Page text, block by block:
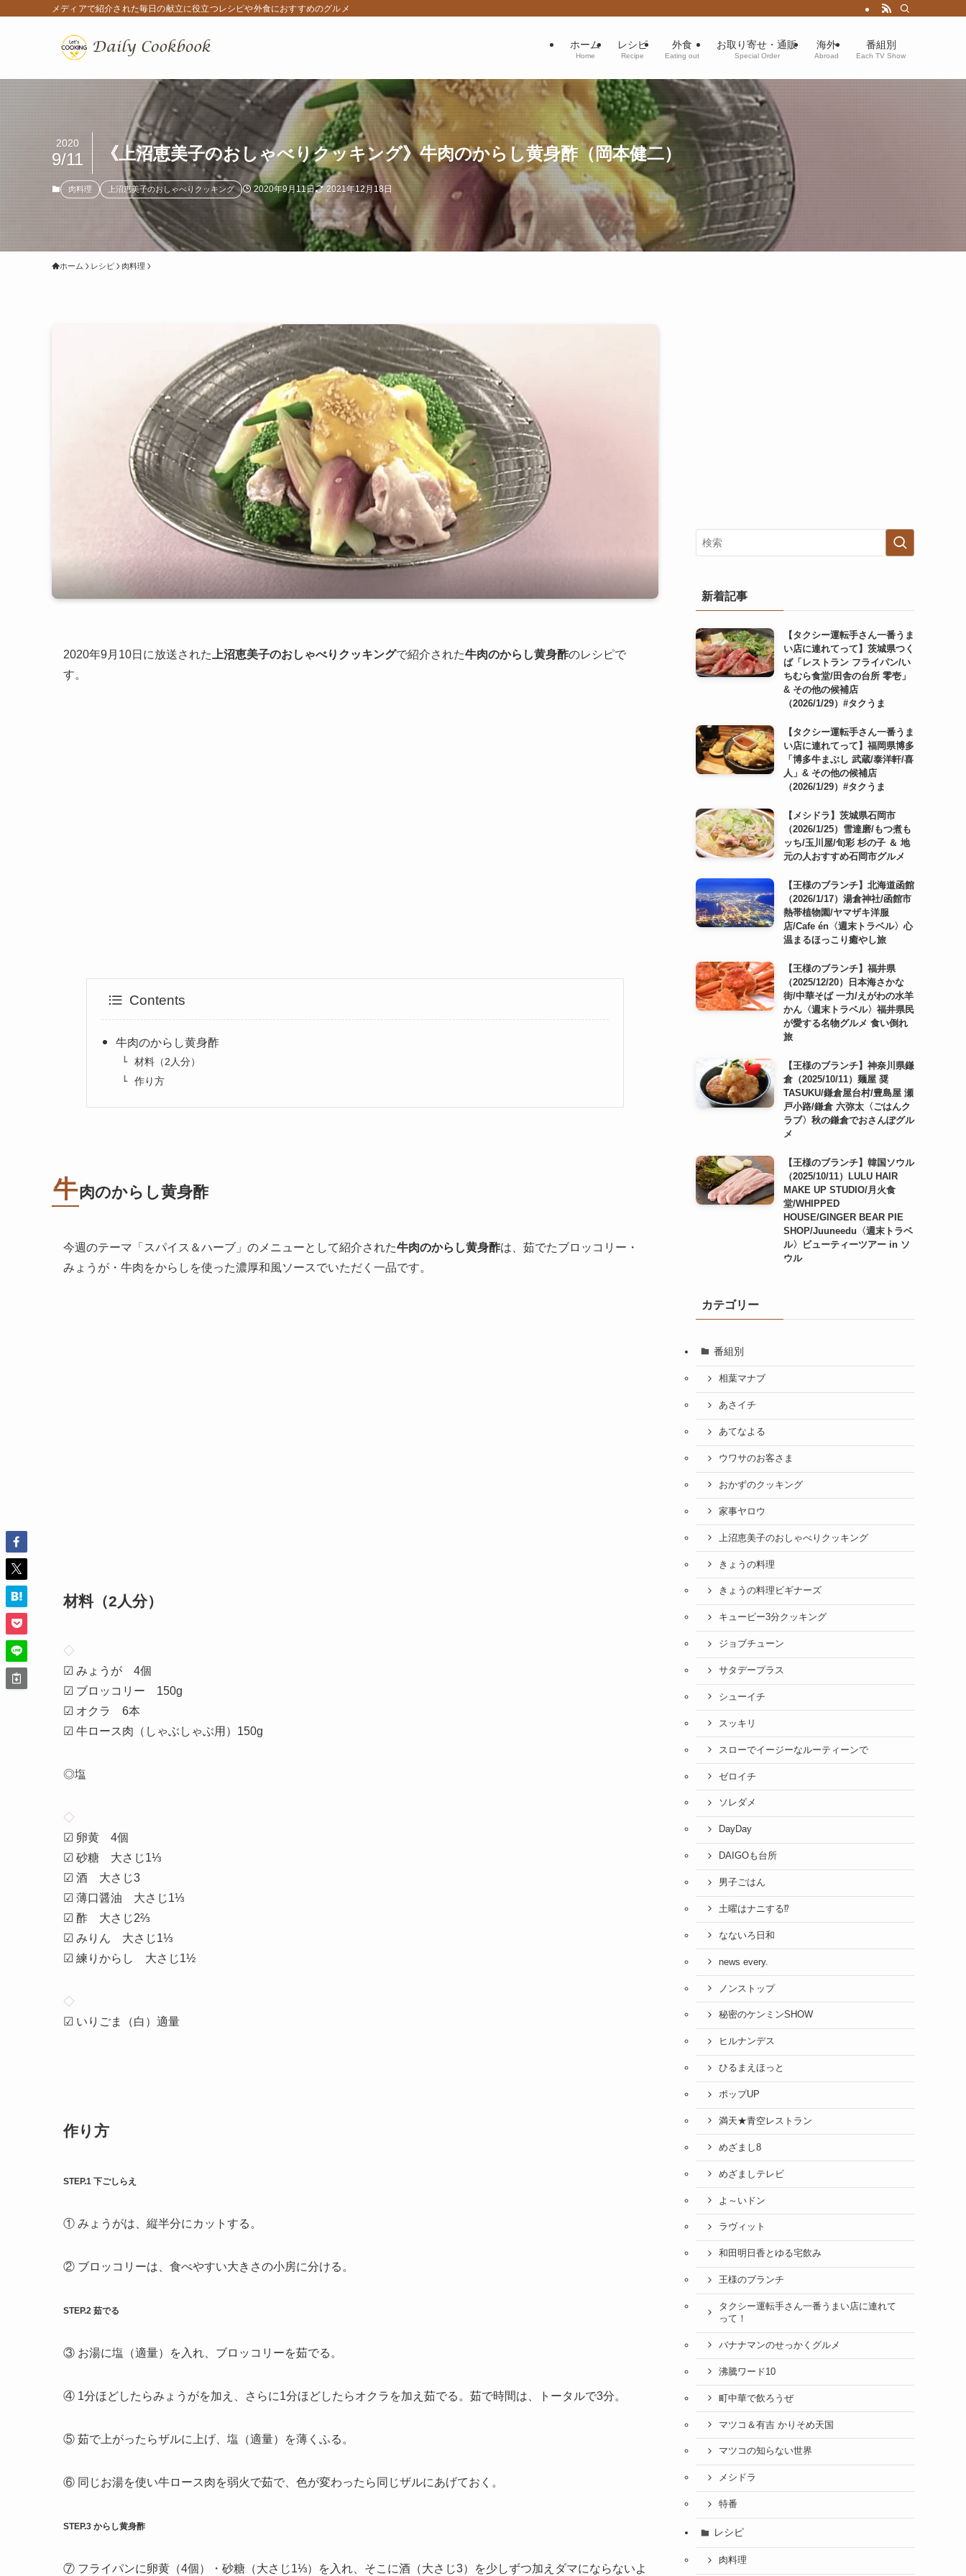
メディアで紹介された毎日の献立に役立つレシピや外食におすすめのグルメ
ホーム
Home
レシピ
Recipe
外食
Eating out
お取り寄せ・通販
Special Order
海外
Abroad
番組別
Each TV Show
《上沼恵美子のおしゃべりクッキング》牛肉のからし黄身酢（岡本健二）
2020
9/11
肉料理 上沼恵美子のおしゃべりクッキング 2020年9月11日 2021年12月18日
ホーム レシピ 肉料理
2020年9月10日に放送された 上沼恵美子のおしゃべりクッキングで紹介された牛肉のからし黄身酢のレシピで
す。
Contents
牛肉のからし黄身酢
材料（2人分）
作り方
牛肉のからし黄身酢
今週のテーマ「スパイス＆ハーブ」のメニューとして紹介された牛肉のからし黄身酢は、茹でたブロッコリー・
みょうが・牛肉をからしを使った濃厚和風ソースでいただく一品です。
材料（2 人分）
◇
☑ みょうが 4個
☑ ブロッコリー 150g
☑ オクラ 6本
☑ 牛ロース肉（しゃぶしゃぶ用）150g
◎塩
◇
☑ 卵黄 4個
☑ 砂糖 大さじ1⅓
☑ 酒 大さじ3
☑ 薄口醤油 大さじ1⅓
☑ 酢 大さじ2⅔
☑ みりん 大さじ1⅓
☑ 練りからし 大さじ1½
◇
☑ いりごま（白）適量
作り方
STEP.1 下ごしらえ
① みょうがは、縦半分にカットする。
② ブロッコリーは、食べやすい大きさの小房に分ける。
STEP.2 茹でる
③ お湯に塩（適量）を入れ、ブロッコリーを茹でる。
④ 1分ほどしたらみょうがを加え、さらに1分ほどしたらオクラを加え茹でる。茹で時間は、トータルで3分。
⑤ 茹で上がったらザルに上げ、塩（適量）を薄くふる。
⑥ 同じお湯を使い牛ロース肉を弱火で茹で、色が変わったら同じザルにあげておく。
STEP.3 からし黄身酢
⑦ フライパンに卵黄（4個）・砂糖（大さじ1⅓）を入れ、そこに酒（大さじ3）を少しずつ加えダマにならないよ
新着記事
【タクシー運転手さん一番うま
い店に連れてって】茨城県つく
ば「レストラン フライパン/い
ちむら食堂/田舎の台所 零壱」
& その他の候補店
（2026/1/29）#タクうま
【タクシー運転手さん一番うま
い店に連れてって】福岡県博多
「博多牛まぶし 武蔵/泰洋軒/喜
人」& その他の候補店
（2026/1/29）#タクうま
【メシドラ】茨城県石岡市
（2026/1/25）雪達磨/もつ煮も
ッち/玉川屋/旬彩 杉の子 ＆ 地
元の人おすすめ石岡市グルメ
【王様のブランチ】北海道函館
（2026/1/17）湯倉神社/函館市
熱帯植物園/ヤマザキ洋服
店/Cafe én〈週末トラベル〉心
温まるほっこり癒やし旅
【王様のブランチ】福井県
（2025/12/20）日本海さかな
街/中華そば 一力/えがわの水羊
かん〈週末トラベル〉福井県民
が愛する名物グルメ 食い倒れ
旅
【王様のブランチ】神奈川県鎌
倉（2025/10/11）麺屋 奨
TASUKU/鎌倉屋台村/豊島屋 瀬
戸小路/鎌倉 六弥太〈ごはんク
ラブ〉秋の鎌倉でおさんぽグル
メ
【王様のブランチ】韓国ソウル
（2025/10/11）LULU HAIR
MAKE UP STUDIO/月火食
堂/WHIPPED
HOUSE/GINGER BEAR PIE
SHOP/Juuneedu〈週末トラベ
ル〉ビューティーツアー in ソ
ウル
カテゴリー
番組別
相葉マナブ
あさイチ
あてなよる
ウワサのお客さま
おかずのクッキング
家事ヤロウ
上沼恵美子のおしゃべりクッキング
きょうの料理
きょうの料理ビギナーズ
キューピー3分クッキング
ジョブチューン
サタデープラス
シューイチ
スッキリ
スローでイージーなルーティーンで
ゼロイチ
ソレダメ
DayDay
DAIGOも台所
男子ごはん
土曜はナニする⁉
なないろ日和
news every.
ノンストップ
秘密のケンミンSHOW
ヒルナンデス
ひるまえほっと
ポップUP
満天★青空レストラン
めざまし8
めざましテレビ
よ～いドン
ラヴィット
和田明日香とゆる宅飲み
王様のブランチ
タクシー運転手さん一番うまい店に連れて
って！
バナナマンのせっかくグルメ
沸騰ワード10
町中華で飲ろうぜ
マツコ＆有吉 かりそめ天国
マツコの知らない世界
メシドラ
特番
レシピ
肉料理